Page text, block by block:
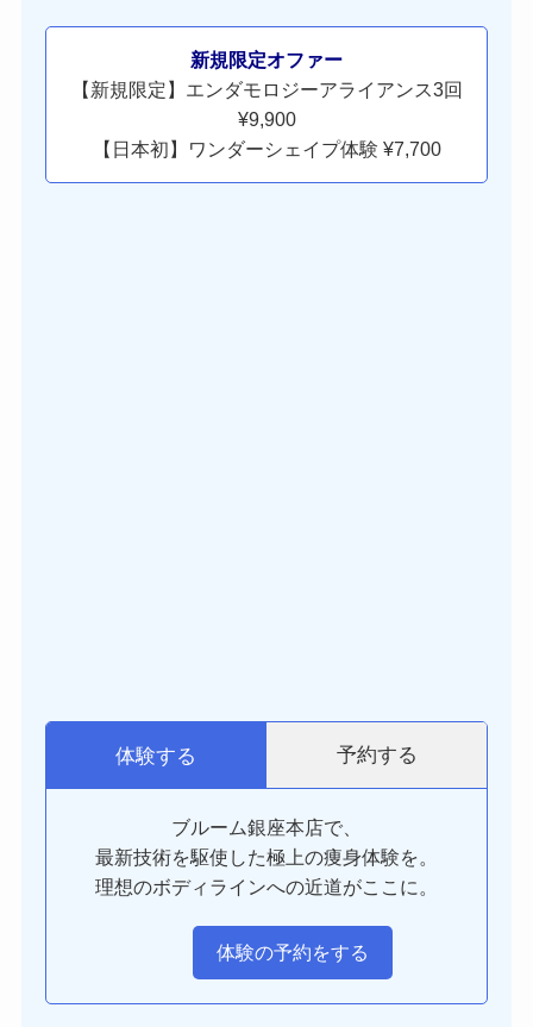
新規限定オファー
【新規限定】エンダモロジーアライアンス3回
¥9,900
【日本初】ワンダーシェイプ体験 ¥7,700
体験する 予約する
ブルーム銀座本店で、
最新技術を駆使した極上の痩身体験を。
理想のボディラインへの近道がここに。
体験の予約をする